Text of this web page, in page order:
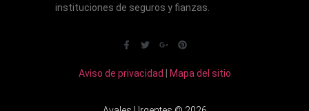
instituciones de seguros y fianzas.
Aviso de privacidad Mapa del sitio